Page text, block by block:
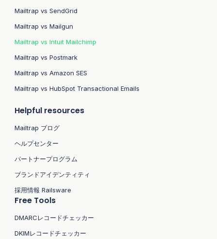
Mailtrap vs SendGrid
Mailtrap vs Mailgun
Mailtrap vs Intuit Mailchimp
Mailtrap vs Postmark
Mailtrap vs Amazon SES
Mailtrap vs HubSpot Transactional Emails
Helpful resources
Mailtrap ブログ
ヘルプセンター
パートナープログラム
ブランドアイデンティティ
採用情報 Railsware
Free Tools
DMARCレコードチェッカー
DKIMレコードチェッカー